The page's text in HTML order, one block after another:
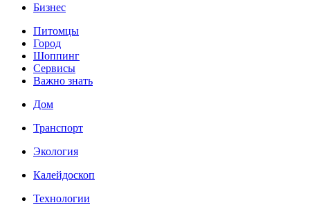
Бизнес
Питомцы
Город
Шоппинг
Сервисы
Важно знать
Дом
Транспорт
Экология
Калейдоскоп
Технологии